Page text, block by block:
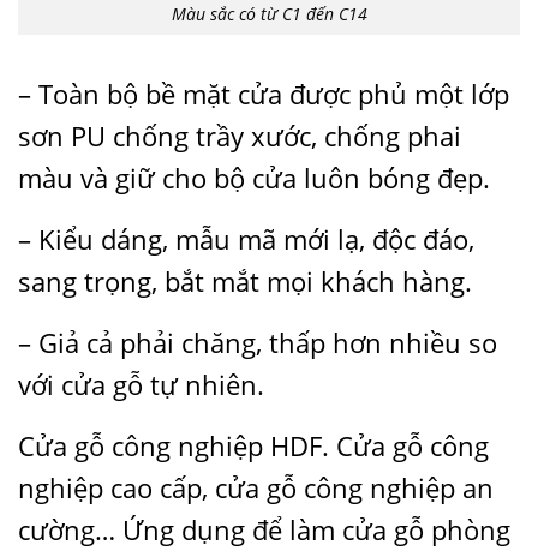
Màu sắc có từ C1 đến C14
– Toàn bộ bề mặt cửa được phủ một lớp
sơn PU chống trầy xước, chống phai
màu và giữ cho bộ cửa luôn bóng đẹp.
– Kiểu dáng, mẫu mã mới lạ, độc đáo,
sang trọng, bắt mắt mọi khách hàng.
– Giả cả phải chăng, thấp hơn nhiều so
với cửa gỗ tự nhiên.
Cửa gỗ công nghiệp HDF. Cửa gỗ công
nghiệp cao cấp, cửa gỗ công nghiệp an
cường… Ứng dụng để làm cửa gỗ phòng